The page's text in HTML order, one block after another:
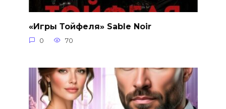
«Игры Тойфеля» Sable Noir
0 70